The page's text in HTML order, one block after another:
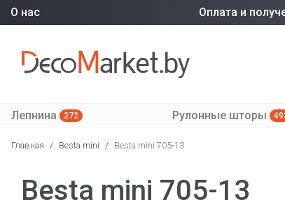
О нас Оплата и
Лепнина 272 Рулонные шторы
Главная / Besta mini / Besta mini 705-13
Besta mini 705-13